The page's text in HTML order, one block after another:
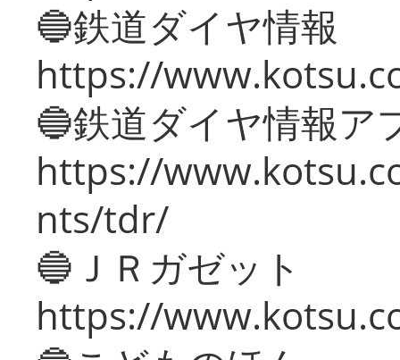
🔵鉄道ダイヤ情報
https://
🔵鉄道ダイヤ情報ア
https://
nts/tdr/
🔵ＪＲガゼット
https://